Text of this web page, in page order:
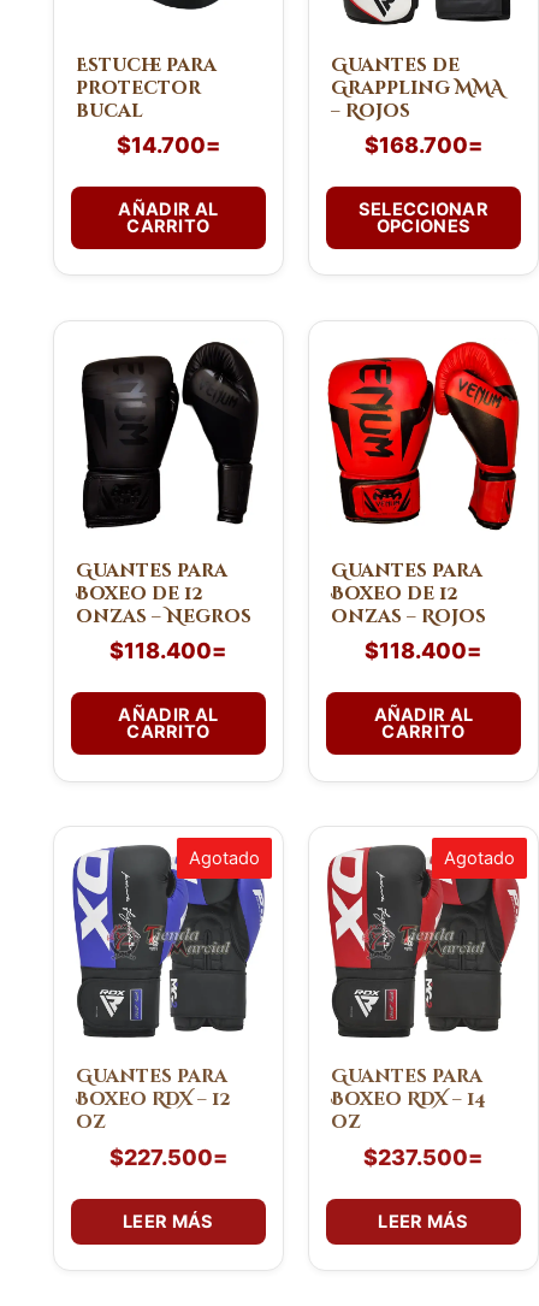
Estuche para
protector
bucal
$14.700=
AÑADIR AL
CARRITO
Guantes de
Grappling MMA
– Rojos
$168.700=
SELECCIONAR
OPCIONES
pueden
elegir
en
producto
Guantes para
Boxeo de 12
onzas – Negros
$118.400=
AÑADIR AL
CARRITO
Guantes para
Boxeo de 12
onzas – Rojos
$118.400=
AÑADIR AL
CARRITO
Agotado
Guantes para
Boxeo RDX – 12
oz
$227.500=
LEER MÁS
Agotado
Guantes para
Boxeo RDX – 14
oz
$237.500=
LEER MÁS